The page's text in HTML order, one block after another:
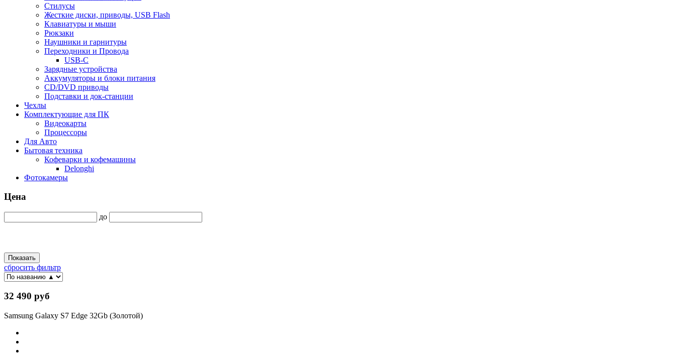
Стилусы
Жесткие диски, приводы, USB Flash
Клавиатуры и мыши
Рюкзаки
Наушники и гарнитуры
Переходники и Провода
USB-C
Зарядные устройства
Аккумуляторы и блоки питания
CD/DVD приводы
Подставки и док-станции
Чехлы
Комплектующие для ПК
Видеокарты
Процессоры
Для Авто
Бытовая техника
Кофеварки и кофемашины
Delonghi
Фотокамеры
Цена
до
Показать
сбросить фильтр
32 490 руб
Samsung Galaxy S7 Edge 32Gb (Золотой)